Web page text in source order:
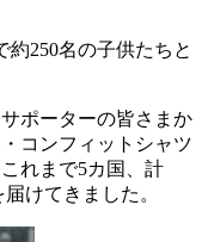
250名の子供たちと
ポーターの皆さまか
コンフィットシャツ
れまで5カ国、計
けてきました。